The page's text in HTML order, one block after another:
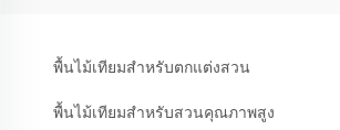
พื้นไม้เทียมสำหรับตกแต่งสวน
พื้นไม้เทียมสำหรับสวนคุณภาพสูง